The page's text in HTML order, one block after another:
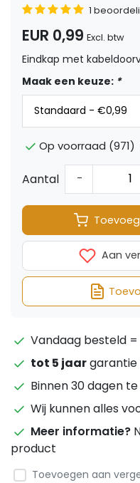
1
EUR 0,99 Excl. btw
Eindkap met
Maak een keuze: *
Op voorraad (971)
Aantal -
Aan
Vandaag besteld
tot 5 jaargarantie
Binnen 30 dagen
Wij kunnen alles
Meer informatie?
product
Toevoegen aan